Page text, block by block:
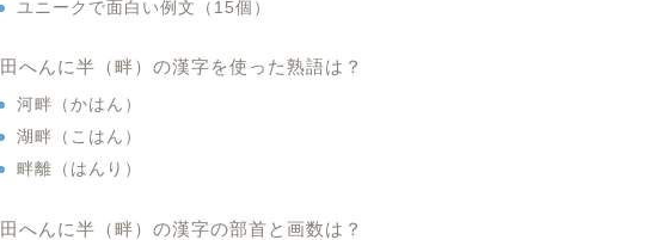
ユニークで面白い例文（15個）
田へんに半（畔）の漢字を使った熟語は？
河畔（かはん）
湖畔（こはん）
畔離（はんり）
田へんに半（畔）の漢字の部首と画数は？